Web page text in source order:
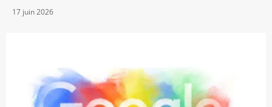
17 juin 2026